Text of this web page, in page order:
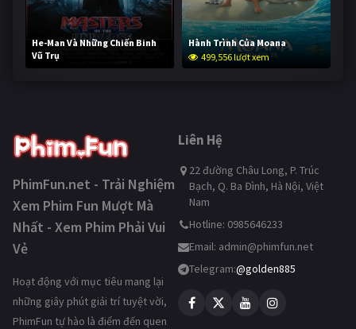
He-Man Và Những Chiến Binh
Vũ Trụ
248,988 lượt xem
Hành Trình Của Moana
499,556 lượt xem
PhimFun.net - Trải Nghiệm
Xem Phim Fun Mượt Mà
Nhất - Xem Phim Phải Vui
Vẻ
Hoạt động với mục tiêu mang lại
những giây phút giải trí tuyệt vời,
PhimFun tự hào là điểm đến quen
Liên Hệ
22 đường Châu Long, P. Trúc
Bạch, Q. Ba Đình, Hà Nội, Việt
Nam
Hotline: 0985646233
Email: admin@phimfun.net
Telegram:@golden885